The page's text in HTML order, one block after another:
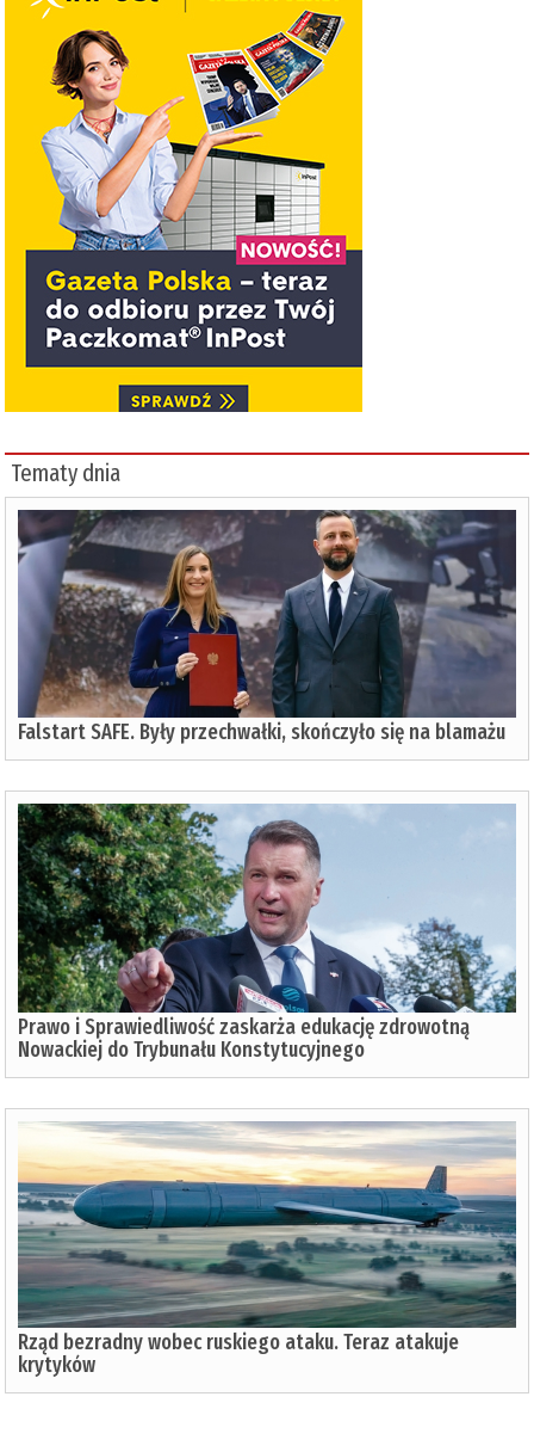
Tematy dnia
Falstart SAFE. Były przechwałki, skończyło się na blamażu
Prawo i Sprawiedliwość zaskarża edukację zdrowotną
Nowackiej do Trybunału Konstytucyjnego
Rząd bezradny wobec ruskiego ataku. Teraz atakuje
krytyków